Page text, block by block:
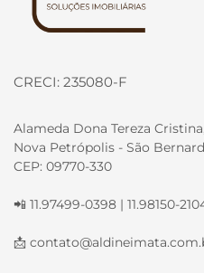
CRECI: 235080-F
Alameda Dona Tereza
Nova Petrópolis - São
CEP: 09770-330
📲 11.97499-0398 | 11.98150-
📩